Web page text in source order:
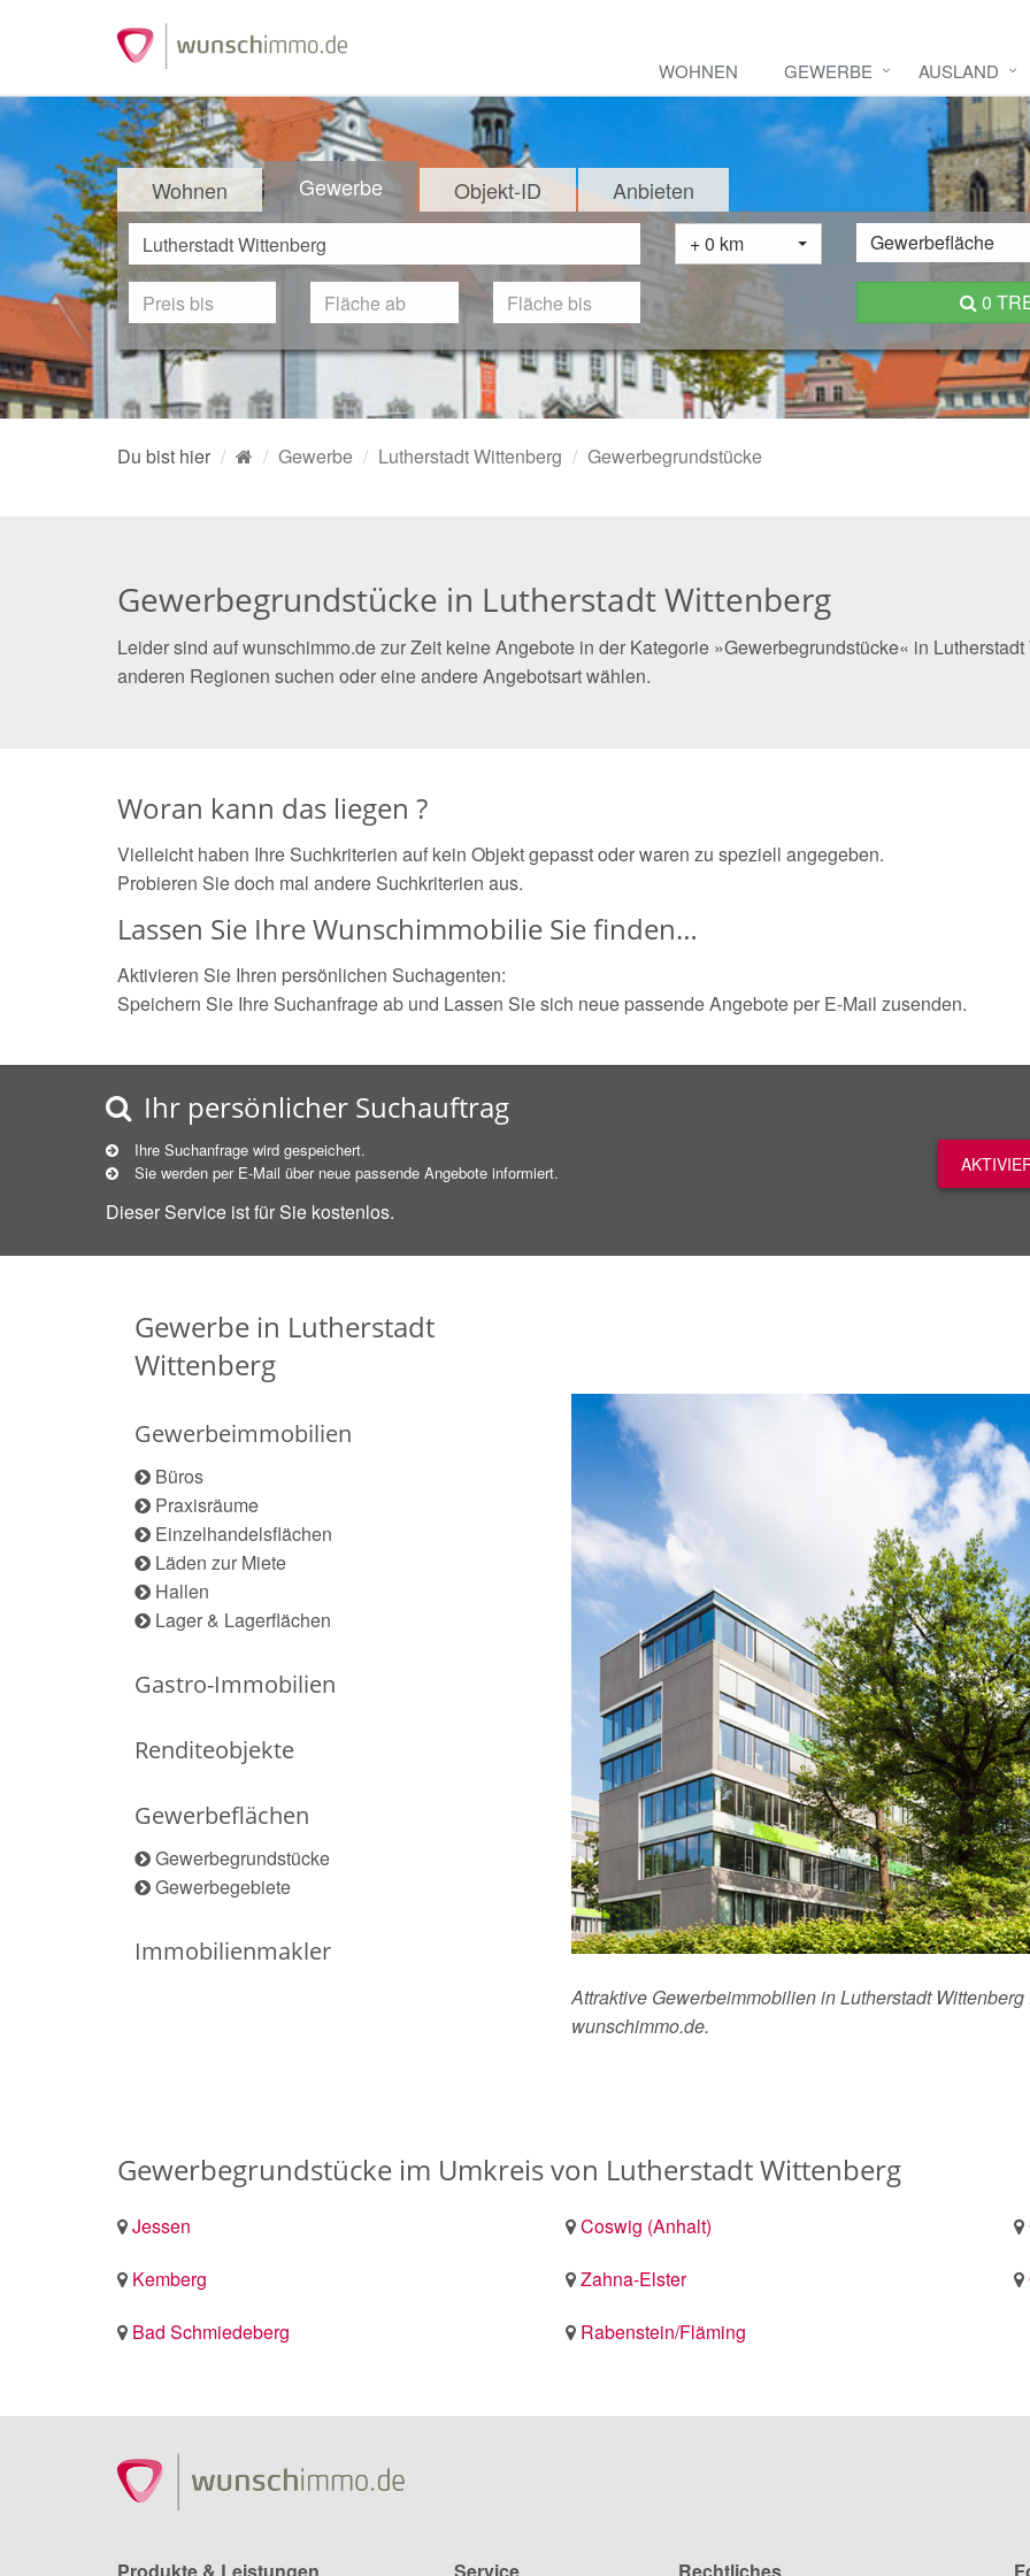
WOHNEN GEWERBE AUSLAND
Wohnen Gewerbe Objekt-ID Anbieten
+ 0 km Gewerbefläche
0
Du bist hier Gewerbe Lutherstadt Wittenberg Gewerbegrundstücke
Gewerbegrundstücke in Lutherstadt Wittenberg
Leider sind auf wunschimmo.de zur Zeit keine Angebote in der Kategorie »Gewerbegrundstücke« in
anderen Regionen suchen oder eine andere Angebotsart wählen.
Woran kann das liegen ?
Vielleicht haben Ihre Suchkriterien auf kein Objekt gepasst oder waren zu speziell angegeben.
Probieren Sie doch mal andere Suchkriterien aus.
Lassen Sie Ihre Wunschimmobilie Sie finden…
Aktivieren Sie Ihren persönlichen Suchagenten:
Speichern Sie Ihre Suchanfrage ab und Lassen Sie sich neue passende Angebote per E-Mail zusenden.
Ihr persönlicher Suchauftrag
Ihre Suchanfrage wird gespeichert.
Sie werden per E-Mail über neue passende Angebote informiert.
Dieser Service ist für Sie kostenlos.
Gewerbe in Lutherstadt
Wittenberg
Gewerbeimmobilien
Büros
Praxisräume
Einzelhandelsflächen
Läden zur Miete
Hallen
Lager & Lagerflächen
Gastro-Immobilien
Renditeobjekte
Gewerbeflächen
Gewerbegrundstücke
Gewerbegebiete
Immobilienmakler
Attraktive Gewerbeimmobilien in Lutherstadt
wunschimmo.de.
Gewerbegrundstücke im Umkreis von Lutherstadt Wittenberg
Jessen Coswig (Anhalt)
Kemberg
Zahna-Elster
Bad Schmiedeberg
Rabenstein/Fläming